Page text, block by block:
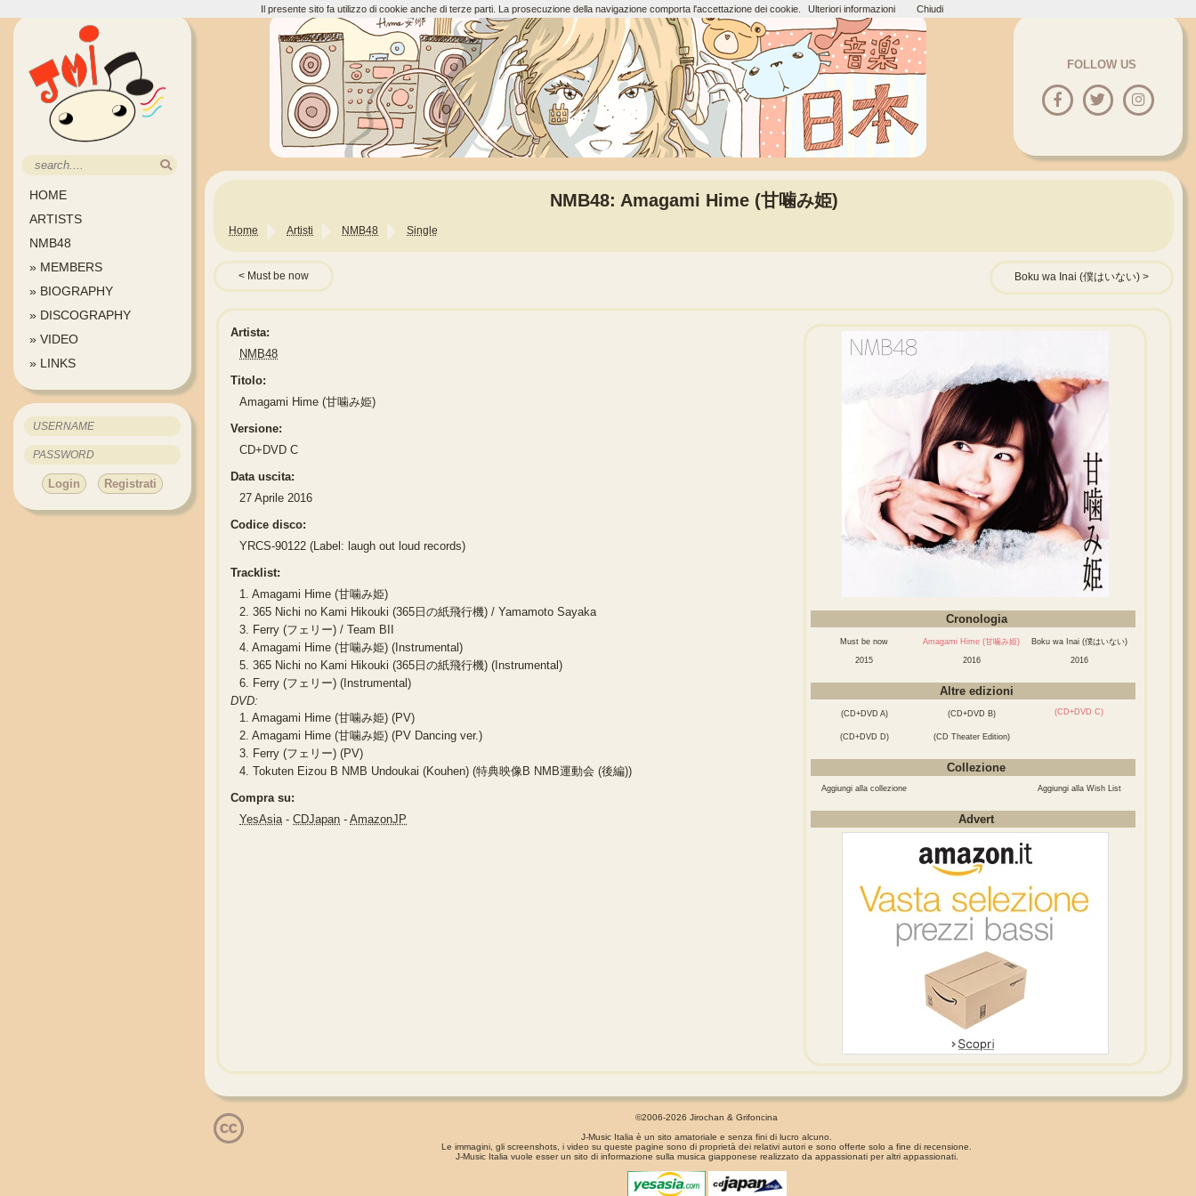
HOME
ARTISTS
NMB48
» MEMBERS
» BIOGRAPHY
» DISCOGRAPHY
» VIDEO
» LINKS
Login Registrati
FOLLOW US
NMB48: Amagami Hime (甘噛み姫)
Home Artisti NMB48 Single
Must be now Boku wa Inai (僕はいない)
Cronologia
Must be now
2015
Amagami Hime (甘噛み姫)
2016
Boku wa Inai (僕はいない)
2016
Altre edizioni
(CD+DVD A) (CD+DVD B) (CD+DVD C)
(CD+DVD D) (CD Theater Edition)
Collezione
Aggiungi alla collezione Aggiungi alla Wish List
Advert
Artista:
NMB48
Titolo:
Amagami Hime (甘噛み姫)
Versione:
CD+DVD C
Data uscita:
27 Aprile 2016
Codice disco:
YRCS-90122 (Label: laugh out loud records)
Tracklist:
1. Amagami Hime (甘噛み姫)
2. 365 Nichi no Kami Hikouki (365日の紙飛行機) / Yamamoto Sayaka
3. Ferry (フェリー) / Team BII
4. Amagami Hime (甘噛み姫) (Instrumental)
5. 365 Nichi no Kami Hikouki (365日の紙飛行機) (Instrumental)
6. Ferry (フェリー) (Instrumental)
DVD:
1. Amagami Hime (甘噛み姫) (PV)
2. Amagami Hime (甘噛み姫) (PV Dancing ver.)
3. Ferry (フェリー) (PV)
4. Tokuten Eizou B NMB Undoukai (Kouhen) (特典映像B NMB運動会 (後編))
Compra su:
YesAsia-CDJapan -AmazonJP
©2006-2026 Jirochan & Grifoncina
J-Music Italia è un sito amatoriale e senza fini di lucro alcuno.
Le immagini, gli screenshots, i video su queste pagine sono di proprietà dei relativi autori e sono offerte solo a fine di recensione.
J-Music Italia vuole esser un sito di informazione sulla musica giapponese realizzato da appassionati per altri appassionati.
Il presente sito fa utilizzo di cookie anche di terze parti. La prosecuzione della navigazione comporta l'accettazione dei cookie. Ulteriori informazioni Chiudi